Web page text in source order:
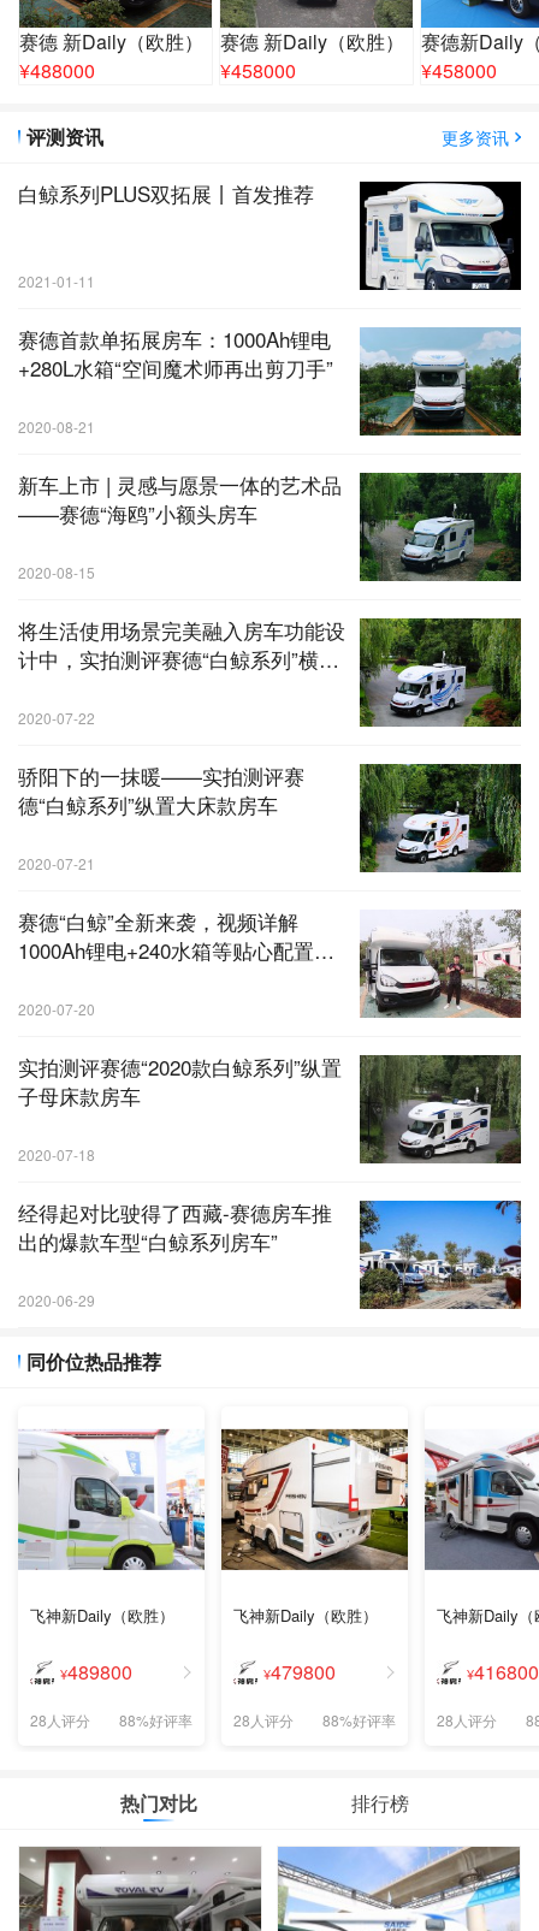
赛德 新Daily（欧胜）
¥488000
赛德 新Daily（欧胜）
¥458000
赛德新Daily
¥458000
更多资讯
评测资讯
白鲸系列PLUS双拓展丨首发推荐
2021-01-11
赛德首款单拓展房车：1000Ah锂电
+280L水箱“空间魔术师再出剪刀手”
2020-08-21
新车上市 | 灵感与愿景一体的艺术品
——赛德“海鸥”小额头房车
2020-08-15
将生活使用场景完美融入房车功能设
计中，实拍测评赛德“白鲸系列”横置
2020-07-22
骄阳下的一抹暖——实拍测评赛
德“白鲸系列”纵置大床款房车
2020-07-21
赛德“白鲸”全新来袭，视频详解
1000Ah锂电+240水箱等贴心配置全
2020-07-20
实拍测评赛德“2020款白鲸系列”纵置
子母床款房车
2020-07-18
经得起对比驶得了西藏-赛德房车推
出的爆款车型“白鲸系列房车”
2020-06-29
同价位热品推荐
飞神新Daily（欧胜）
¥489800
88%好评率
28人评分
飞神新Daily（欧胜）
¥479800
88%好评率
28人评分
飞神新Daily（
¥416800
28人评分
热门对比 排行榜